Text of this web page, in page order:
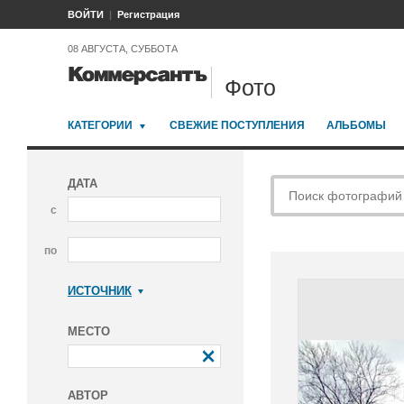
ВОЙТИ Регистрация
08 АВГУСТА, СУББОТА
Фото
КАТЕГОРИИ СВЕЖИЕ ПОСТУПЛЕНИЯ АЛЬБОМЫ
ДАТА
с
по
ИСТОЧНИК
МЕСТО
АВТОР